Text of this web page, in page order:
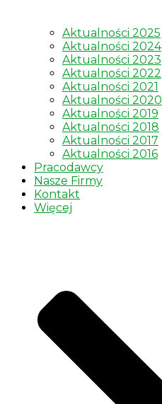
Aktualności 2025
Aktualności 2024
Aktualności 2023
Aktualności 2022
Aktualności 2021
Aktualności 2020
Aktualności 2019
Aktualności 2018
Aktualności 2017
Aktualności 2016
Pracodawcy
Nasze Firmy
Kontakt
Więcej